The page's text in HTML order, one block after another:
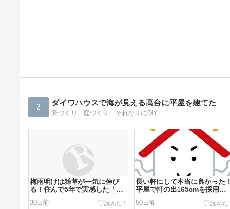
2 ダイワハウスで海が見える高台に平屋を建てた
家づくり 庭づくり それなりにDIY
梅雨明けは雑草が一気に伸び
る！住んで5年で実感した「本
30日前
長い軒にして本当に良かった！
平屋で軒の出165cmを採用し
50日前